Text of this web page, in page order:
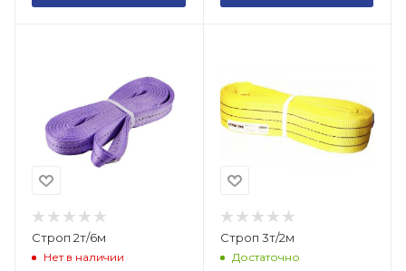
Строп 2т/6м
Нет в наличии
Строп 3т/2м
Достаточно